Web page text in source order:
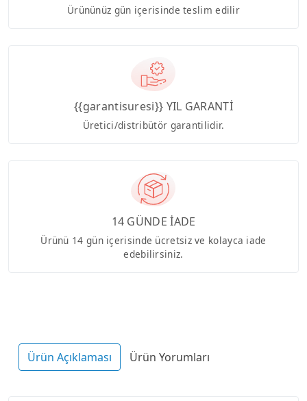
Ürününüz gün içerisinde teslim edilir
{{garantisuresi}} YIL GARANTİ
Üretici/distribütör garantilidir.
14 GÜNDE İADE
Ürünü 14 gün içerisinde ücretsiz ve kolayca iade
edebilirsiniz.
Ürün Açıklaması Ürün Yorumları